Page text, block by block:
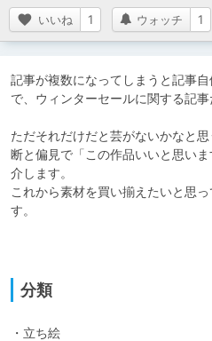
いいね 1 ウォッチ 1
記事が複数になってしまうと記事
で、ウィンターセールに関する記
ただそれだけだと芸がないかなと
断と偏見で「この作品いいと思い
介します。
これから素材を買い揃えたいと思
す。
分類
・立ち絵